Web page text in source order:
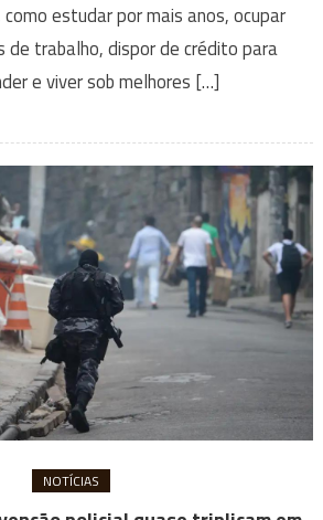
estudar por mais anos, ocupar
de trabalho, dispor de crédito para
e viver sob melhores […]
NOTÍCIAS